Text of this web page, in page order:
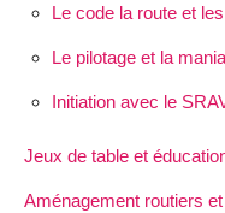
Le code la route et
Le pilotage et la
Initiation avec le
Jeux de table et
Aménagement routiers